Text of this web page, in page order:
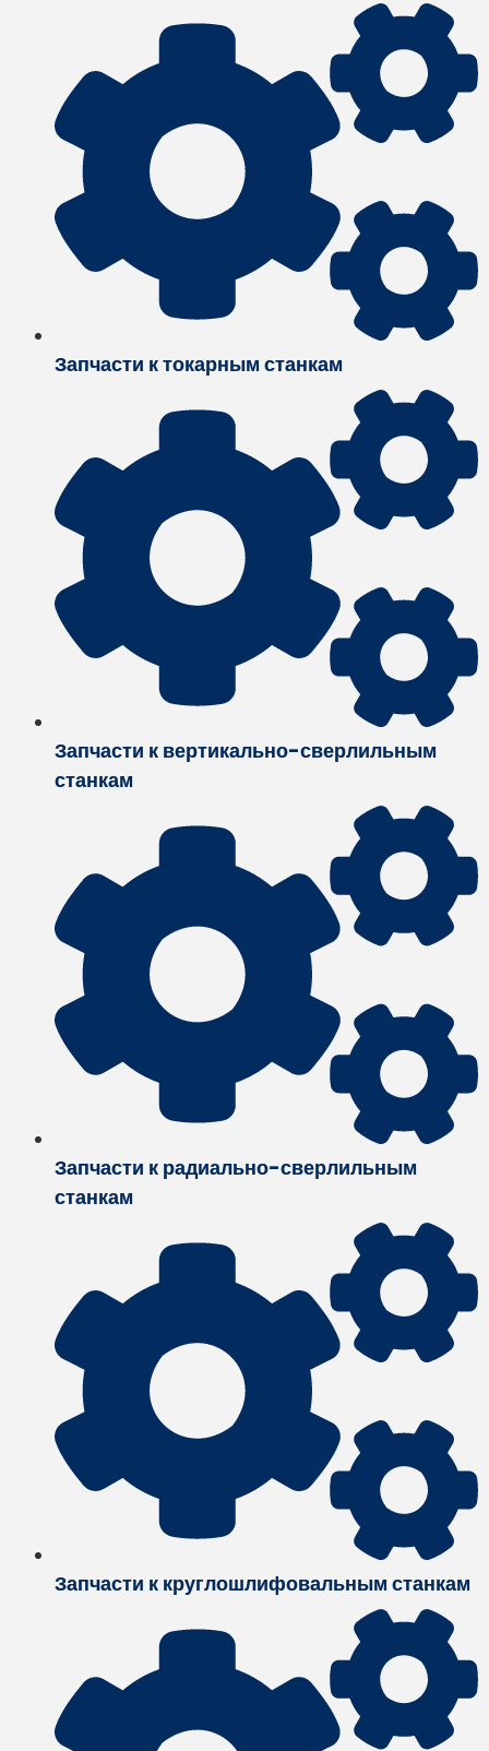
Запчасти к токарным станкам
Запчасти к вертикально-сверлильным
станкам
Запчасти к радиально-сверлильным
станкам
Запчасти к круглошлифовальным станкам